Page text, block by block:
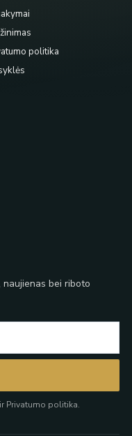
politika
bei riboto
Privatumo politika.